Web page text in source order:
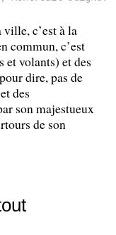
c’est à la
commun, c’est
et volants) et des
dire, pas de
des
son majestueux
de son